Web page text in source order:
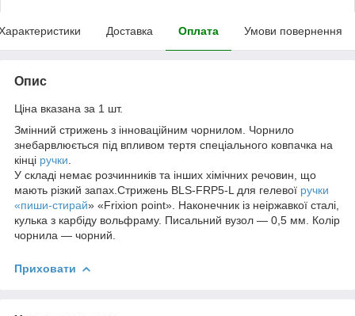
Доставка Оплата Умови повернення
Опис
Ціна вказана за 1 шт.
Змінний стрижень з інноваційним чорнилом. Чорнило
знебарвлюється під впливом тертя спеціального ковпачка на
кінці ручки
У складі немає розчинників та інших хімічних речовин, що
мають різкий запах.Стрижень BLS-FRР5-L для гелевої ручки
«пиши-стирай» «Frixion point». Наконечник із неіржавкої сталі,
кулька з карбіду вольфраму. Писальний вузол — 0,5 мм. Колір
чорнила — чорний.
Приховати